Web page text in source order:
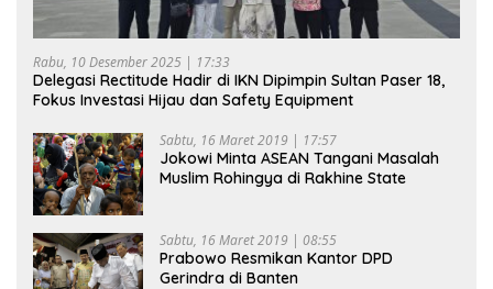
Rabu, 10 Desember 2025 | 17:33
Delegasi Rectitude Hadir di IKN Dipimpin Sultan Paser 18,
Fokus Investasi Hijau dan Safety Equipment
Sabtu, 16 Maret 2019 | 17:57
Jokowi Minta ASEAN Tangani Masalah
Muslim Rohingya di Rakhine State
Sabtu, 16 Maret 2019 | 08:55
Prabowo Resmikan Kantor DPD
Gerindra di Banten